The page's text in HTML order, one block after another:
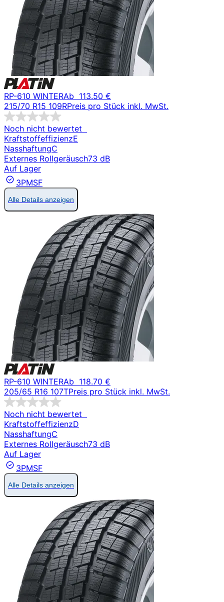
RP-610 WINTERAb 113.50 €
215/70 R15 109RPreis pro Stück inkl. MwSt.
Noch nicht bewertet
KraftstoffeffizienzE
NasshaftungC
Externes Rollgeräusch73 dB
Auf Lager
3PMSF
Alle Details anzeigen
RP-610 WINTERAb 118.70 €
205/65 R16 107TPreis pro Stück inkl. MwSt.
Noch nicht bewertet
KraftstoffeffizienzD
NasshaftungC
Externes Rollgeräusch73 dB
Auf Lager
3PMSF
Alle Details anzeigen